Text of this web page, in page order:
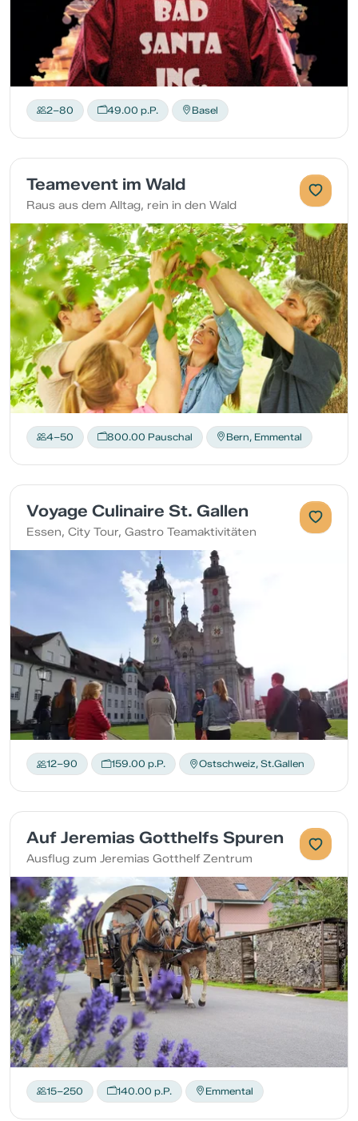
2–80 49.00 p.P. Basel
Teamevent im Wald
Raus aus dem Alltag, rein in den Wald
4–50 800.00 Pauschal Bern, Emmental
Voyage Culinaire St. Gallen
Essen, City Tour, Gastro Teamaktivitäten
12–90 159.00 p.P. Ostschweiz, St.Gallen
Auf Jeremias Gotthelfs Spuren
Ausflug zum Jeremias Gotthelf Zentrum
15–250 140.00 p.P. Emmental